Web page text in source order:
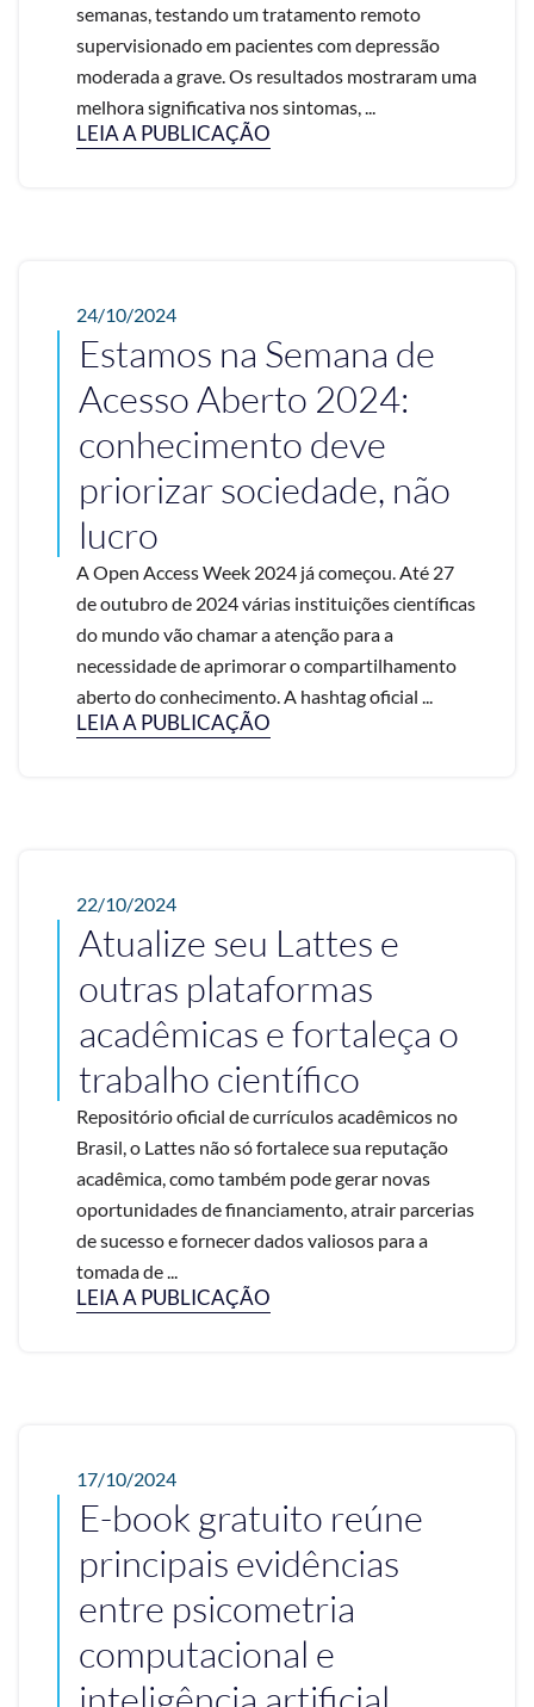
semanas, testando um tratamento remoto
supervisionado em pacientes com depressão
moderada a grave. Os resultados mostraram uma
melhora significativa nos sintomas, ...
LEIA A PUBLICAÇÃO
24/10/2024
Estamos na Semana de
Acesso Aberto 2024:
conhecimento deve
priorizar sociedade, não
lucro
A Open Access Week 2024 já começou. Até 27
de outubro de 2024 várias instituições científicas
do mundo vão chamar a atenção para a
necessidade de aprimorar o compartilhamento
aberto do conhecimento. A hashtag oficial ...
LEIA A PUBLICAÇÃO
22/10/2024
Atualize seu Lattes e
outras plataformas
acadêmicas e fortaleça o
trabalho científico
Repositório oficial de currículos acadêmicos no
Brasil, o Lattes não só fortalece sua reputação
acadêmica, como também pode gerar novas
oportunidades de financiamento, atrair parcerias
de sucesso e fornecer dados valiosos para a
tomada de ...
LEIA A PUBLICAÇÃO
17/10/2024
E-book gratuito reúne
principais evidências
entre psicometria
computacional e